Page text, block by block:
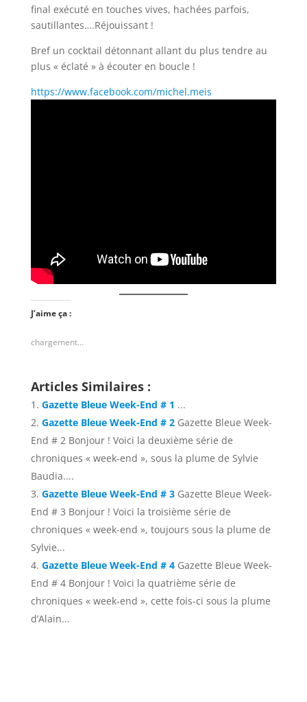
final exécuté en touches vives, hachées parfois,
sautillantes….Réjouissant !
Bref un cocktail détonnant allant du plus tendre au
plus « éclaté » à écouter en boucle !
https://www.facebook.com/michel.meis
J’aime ça :
chargement…
Articles Similaires :
Gazette Bleue Week-End # 1 ...
Gazette Bleue Week-End # 2 Gazette Bleue Week-
End # 2 Bonjour ! Voici la deuxième série de
chroniques « week-end », sous la plume de Sylvie
Baudia....
Gazette Bleue Week-End # 3 Gazette Bleue Week-
End # 3 Bonjour ! Voici la troisième série de
chroniques « week-end », toujours sous la plume de
Sylvie...
Gazette Bleue Week-End # 4 Gazette Bleue Week-
End # 4 Bonjour ! Voici la quatrième série de
chroniques « week-end », cette fois-ci sous la plume
d’Alain...